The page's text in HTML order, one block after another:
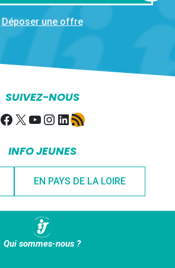
Déposer une offre
SUIVEZ-NOUS
Facebook
X YouTube
Instagram
LinkedIn
Flux RSS
INFO JEUNES
EN PAYS DE LA LOIRE
Qui sommes-nous ?